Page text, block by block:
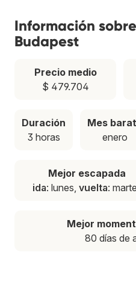
Información
Budapest
Precio medio
$ 479.704
Duración
3 horas
Mes
enero
Mejor escapada
ida: lunes, vuelta:
Mejor
80 días de